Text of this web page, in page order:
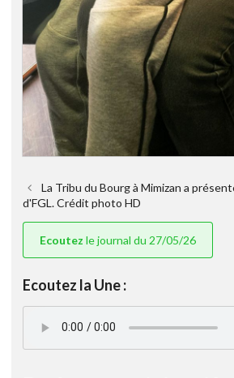
La Tribu du Bourg à Mimizan a
d'FGL. Crédit photo HD
Ecoutez le journal du 27/05/26
Ecoutez la Une :